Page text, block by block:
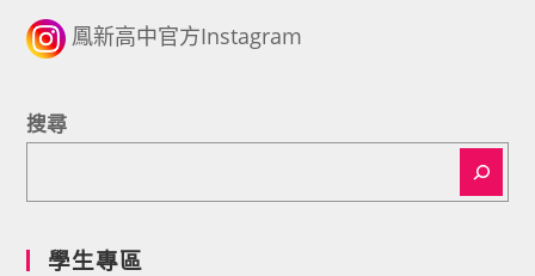
鳳新高中官方Instagram
搜尋
學生專區